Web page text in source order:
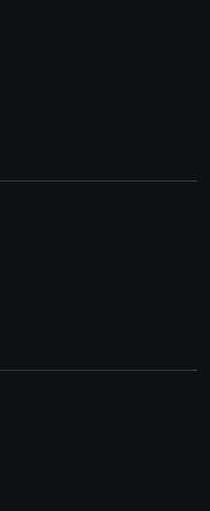
essere